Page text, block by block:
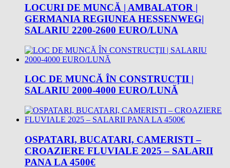
LOCURI DE MUNCĂ | AMBALATOR |
GERMANIA REGIUNEA HESSENWEG|
SALARIU 2200-2600 EURO/LUNA
LOC DE MUNCĂ ÎN CONSTRUCŢII |
SALARIU 2000-4000 EURO/LUNĂ
OSPATARI, BUCATARI, CAMERISTI –
CROAZIERE FLUVIALE 2025 – SALARII
PANA LA 4500€